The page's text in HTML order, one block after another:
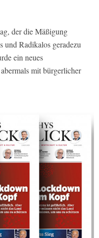
der die Mäßigung
und Radikalos geradezu
ein neues
mit bürgerlicher